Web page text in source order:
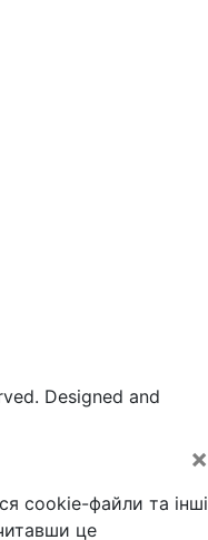
Designed and
×
cookie-файли та інші
це